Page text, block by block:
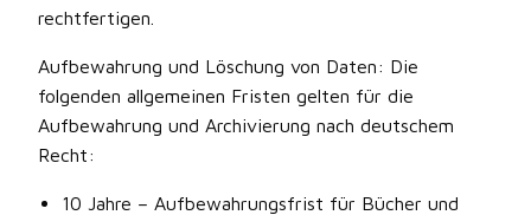
rechtfertigen.
Aufbewahrung und Löschung von Daten: Die
folgenden allgemeinen Fristen gelten für die
Aufbewahrung und Archivierung nach deutschem
Recht:
10 Jahre – Aufbewahrungsfrist für Bücher und